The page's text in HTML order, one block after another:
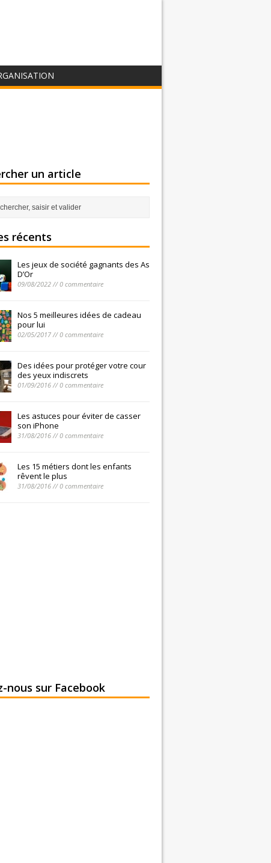
un article
récents
Les jeux de société gagnants des As
D’Or
09/08/2022 // 0 commentaire
Nos 5 meilleures idées de cadeau
pour lui
02/05/2017 // 0 commentaire
Des idées pour protéger votre cour
des yeux indiscrets
01/09/2016 // 0 commentaire
Les astuces pour éviter de casser
son iPhone
31/08/2016 // 0 commentaire
Les 15 métiers dont les enfants
rêvent le plus
31/08/2016 // 0 commentaire
nous sur Facebook